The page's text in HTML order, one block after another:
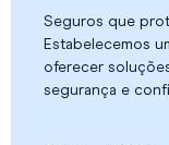
Seguros que
Estabelecemos
oferecer
segurança e